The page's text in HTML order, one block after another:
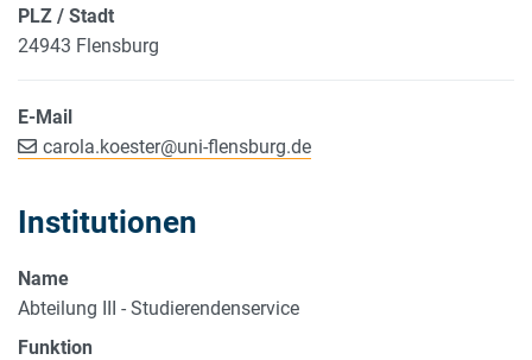
PLZ / Stadt
24943 Flensburg
E-Mail
carola.koester@uni-flensburg.de
Institutionen
Name
Abteilung III - Studierendenservice
Funktion